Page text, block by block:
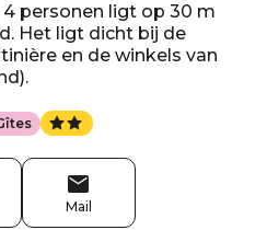
4 personen ligt op 30 m
Het ligt dicht bij de
en de winkels van
Mail